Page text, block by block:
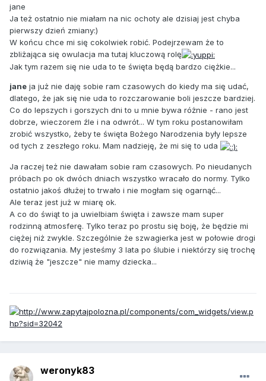
jane
Ja też ostatnio nie miałam na nic ochoty ale dzisiaj jest chyba
pierwszy dzień zmiany:)
W końcu chce mi się cokolwiek robić. Podejrzewam że to
zbliżająca się owulacja ma tutaj kluczową rolę
Jak tym razem się nie uda to te święta będą bardzo ciężkie...
jane ja już nie daję sobie ram czasowych do kiedy ma się udać,
dlatego, że jak się nie uda to rozczarowanie boli jeszcze bardziej.
Co do lepszych i gorszych dni to u mnie bywa różnie - rano jest
dobrze, wieczorem źle i na odwrót... W tym roku postanowiłam
zrobić wszystko, żeby te święta Bożego Narodzenia były lepsze
od tych z zeszłego roku. Mam nadzieję, że mi się to uda
Ja raczej też nie dawałam sobie ram czasowych. Po nieudanych
próbach po ok dwóch dniach wszystko wracało do normy. Tylko
ostatnio jakoś dłużej to trwało i nie mogłam się ogarnąć...
Ale teraz jest już w miarę ok.
A co do świąt to ja uwielbiam święta i zawsze mam super
rodzinną atmosferę. Tylko teraz po prostu się boję, że będzie mi
ciężej niż zwykle. Szczególnie że szwagierka jest w połowie drogi
do rozwiązania. My jesteśmy 3 lata po ślubie i niektórzy się trochę
dziwią że "jeszcze" nie mamy dziecka...
weronyk83